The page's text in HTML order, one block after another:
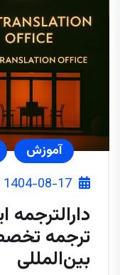
آموزش
1404-08-17
دارالترجمه
ترجمه
بین‌المللی